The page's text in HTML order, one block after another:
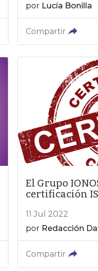
por Lucía Bonilla
Compartir
El Grupo
certificación
11 Jul 2022
por Redacción
Compartir